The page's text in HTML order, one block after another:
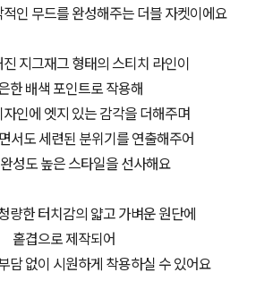
인 무드를 완성해주는 더블 자켓이에요
지그재그 형태의 스티치 라인이
한 배색 포인트로 작용해
인에 엣지 있는 감각을 더해주며
서도 세련된 분위기를 연출해주어
성도 높은 스타일을 선사해요
량한 터치감의 얇고 가벼운 원단에
홑겹으로 제작되어
담 없이 시원하게 착용하실 수 있어요